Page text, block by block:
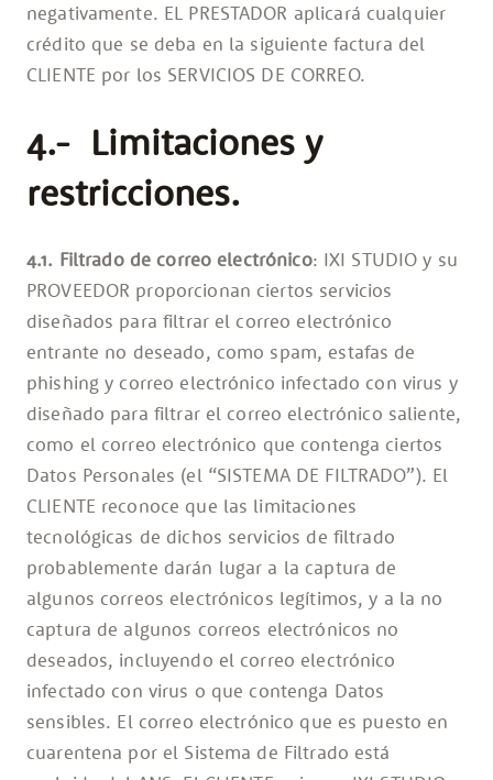
negativamente. EL PRESTADOR aplicará cualquier
crédito que se deba en la siguiente factura del
CLIENTE por los SERVICIOS DE CORREO.
4.- Limitaciones y
restricciones.
4.1. Filtrado de correo electrónico: IXI STUDIO y su
PROVEEDOR proporcionan ciertos servicios
diseñados para filtrar el correo electrónico
entrante no deseado, como spam, estafas de
phishing y correo electrónico infectado con virus y
diseñado para filtrar el correo electrónico saliente,
como el correo electrónico que contenga ciertos
Datos Personales (el “SISTEMA DE FILTRADO”). El
CLIENTE reconoce que las limitaciones
tecnológicas de dichos servicios de filtrado
probablemente darán lugar a la captura de
algunos correos electrónicos legítimos, y a la no
captura de algunos correos electrónicos no
deseados, incluyendo el correo electrónico
infectado con virus o que contenga Datos
sensibles. El correo electrónico que es puesto en
cuarentena por el Sistema de Filtrado está